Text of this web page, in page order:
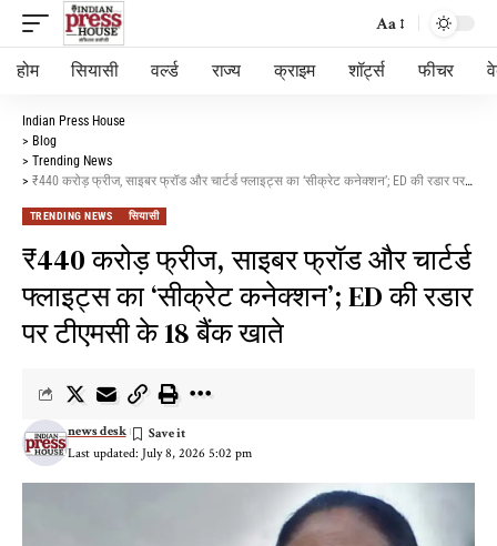
Aa
होम सियासी वर्ल्ड राज्य क्राइम शॉर्ट्स फीचर
Indian Press House
> Blog
> Trending News
> ₹440 करोड़ फ्रीज, साइबर फ्रॉड और चार्टर्ड फ्लाइट्स का ‘सीक्रेट कनेक्शन’; ED की रडार पर टीएमसी के 18 बैंक खाते
TRENDING NEWS सियासी
₹440 करोड़ फ्रीज, साइबर फ्रॉड और चार्टर्ड
फ्लाइट्स का ‘सीक्रेट कनेक्शन’; ED की रडार
पर टीएमसी के 18 बैंक खाते
Last updated: July 8, 2026 5:02 pm
news desk